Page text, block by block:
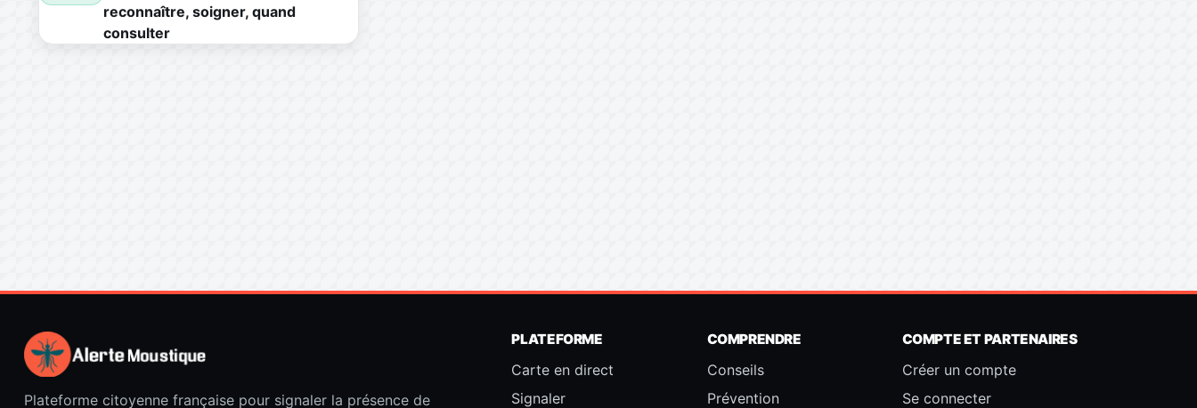
reconnaître, soigner, quand
consulter
Plateforme citoyenne française pour signaler la présence de
PLATEFORME
Carte en direct
Signaler
COMPRENDRE
Conseils
Prévention
COMPTE ET PARTENAIRES
Créer un compte
Se connecter